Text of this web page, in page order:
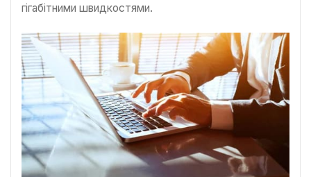
гігабітними швидкостями.